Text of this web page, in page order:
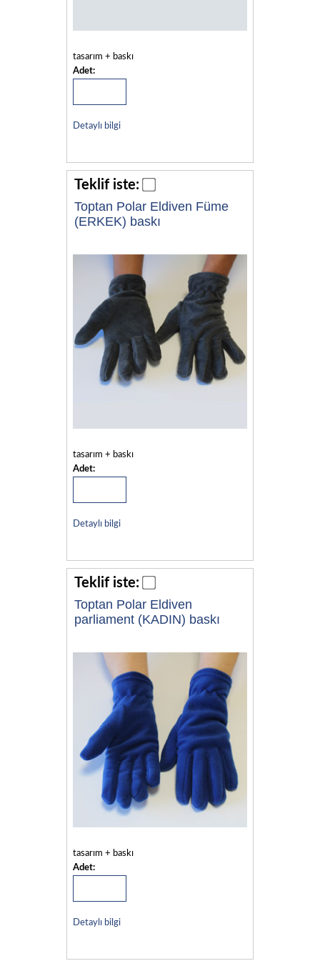
tasarım + baskı
Adet:
Detaylı bilgi
Teklif iste:
Toptan Polar Eldiven Füme
(ERKEK) baskı
tasarım + baskı
Adet:
Detaylı bilgi
Teklif iste:
Toptan Polar Eldiven
parliament (KADIN) baskı
tasarım + baskı
Adet:
Detaylı bilgi